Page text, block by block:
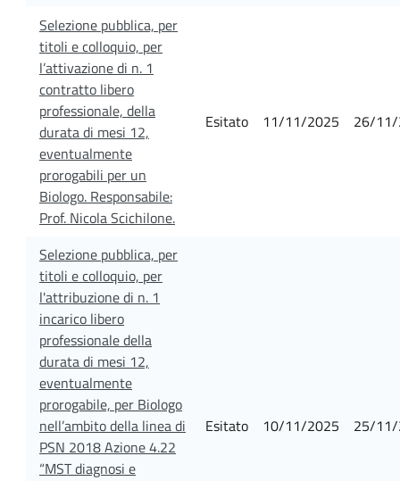
Selezione pubblica, per
titoli e colloquio, per
l’attivazione di n. 1
contratto libero
professionale, della
durata di mesi 12,
eventualmente
prorogabili per un
Biologo. Responsabile:
Prof. Nicola Scichilone.
Esitato 11/11/2025 26/
Selezione pubblica, per
titoli e colloquio, per
l'attribuzione di n. 1
incarico libero
professionale della
durata di mesi 12,
eventualmente
prorogabile, per Biologo
nell’ambito della linea di
PSN 2018 Azione 4.22
“MST diagnosi e
Esitato 10/11/2025 25/